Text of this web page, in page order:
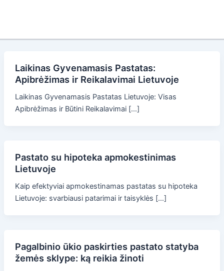
Laikinas Gyvenamasis Pastatas:
Apibrėžimas ir Reikalavimai Lietuvoje
Laikinas Gyvenamasis Pastatas Lietuvoje: Visas
Apibrėžimas ir Būtini Reikalavimai […]
Pastato su hipoteka apmokestinimas
Lietuvoje
Kaip efektyviai apmokestinamas pastatas su hipoteka
Lietuvoje: svarbiausi patarimai ir taisyklės […]
Pagalbinio ūkio paskirties pastato statyba
žemės sklype: ką reikia žinoti